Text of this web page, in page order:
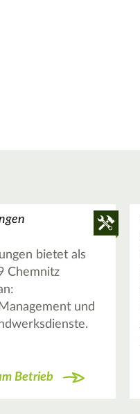
bietet als
Chemnitz
und
Betrieb